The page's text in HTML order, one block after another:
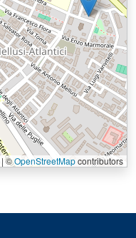
|©OpenStreetMapcontributors